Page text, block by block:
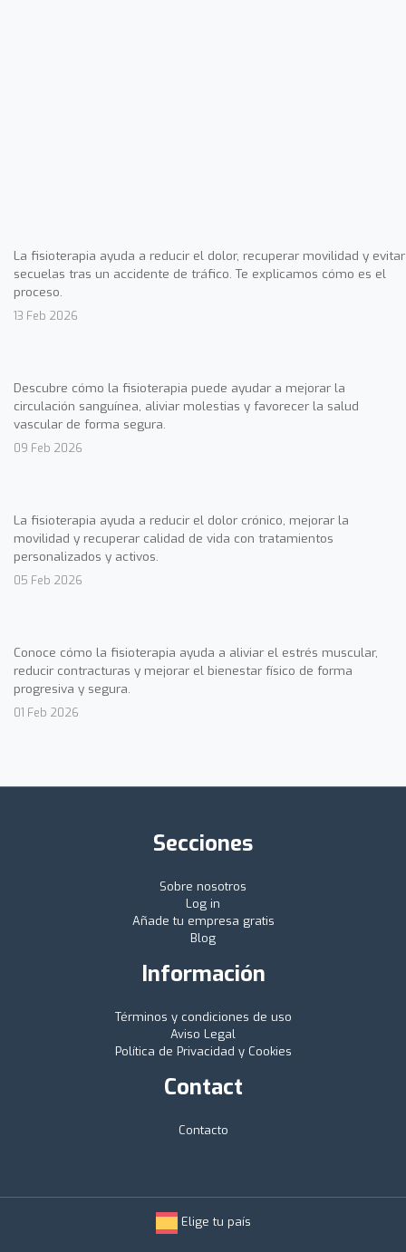
La fisioterapia ayuda a reducir el dolor, recuperar movilidad y evitar
secuelas tras un accidente de tráfico. Te explicamos cómo es el
proceso.
13 Feb 2026
Descubre cómo la fisioterapia puede ayudar a mejorar la
circulación sanguínea, aliviar molestias y favorecer la salud
vascular de forma segura.
09 Feb 2026
La fisioterapia ayuda a reducir el dolor crónico, mejorar la
movilidad y recuperar calidad de vida con tratamientos
personalizados y activos.
05 Feb 2026
Conoce cómo la fisioterapia ayuda a aliviar el estrés muscular,
reducir contracturas y mejorar el bienestar físico de forma
progresiva y segura.
01 Feb 2026
Secciones
Sobre nosotros
Log in
Añade tu empresa gratis
Blog
Información
Términos y condiciones de uso
Aviso Legal
Política de Privacidad y Cookies
Contact
Contacto
Elige tu país